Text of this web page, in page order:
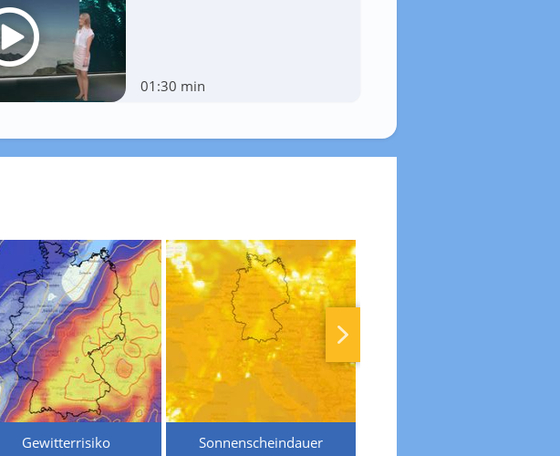
01:30 min
Gewitterrisiko Sonnenscheindauer